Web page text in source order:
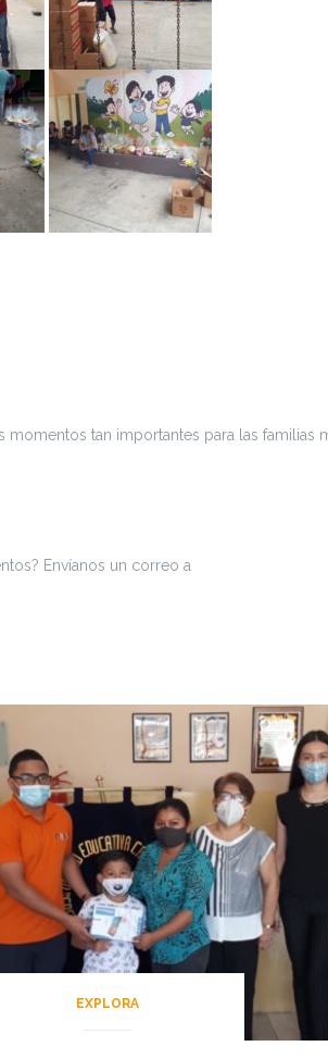
tan importantes para las familias
Envíanos un correo a
EXPLORA